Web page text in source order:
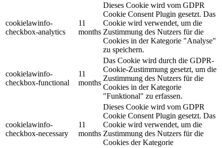
cookielawinfo-
checkbox-analytics
11
months
Dieses Cookie wird vom GDPR
Cookie Consent Plugin gesetzt. Das
Cookie wird verwendet, um die
Zustimmung des Nutzers für die
Cookies in der Kategorie "Analyse"
zu speichern.
cookielawinfo-
checkbox-functional
11
months
Das Cookie wird durch die GDPR-
Cookie-Zustimmung gesetzt, um die
Zustimmung des Nutzers für die
Cookies in der Kategorie
"Funktional" zu erfassen.
cookielawinfo-
checkbox-necessary
11
months
Dieses Cookie wird vom GDPR
Cookie Consent Plugin gesetzt. Das
Cookie wird verwendet, um die
Zustimmung des Nutzers für die
Cookies der Kategorie